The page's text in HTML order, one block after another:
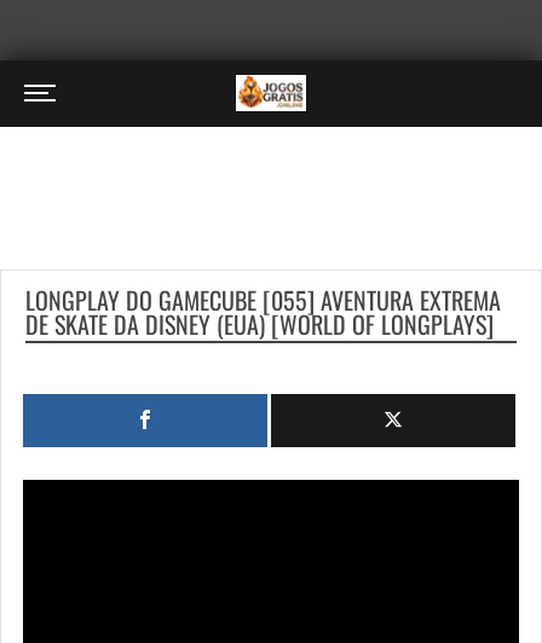
LONGPLAY DO GAMECUBE [055] AVENTURA EXTREMA
DE SKATE DA DISNEY (EUA) [WORLD OF LONGPLAYS]